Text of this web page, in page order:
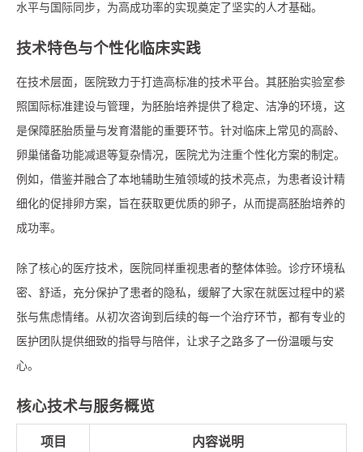
水平与国际同步，为高成功率的实现奠定了坚实的人才基础。
技术特色与个性化临床实践
在技术层面，医院致力于打造高标准的技术平台。其胚胎实验室参
照国际标准建设与管理，为胚胎培养提供了稳定、洁净的环境，这
是保障胚胎质量与发育潜能的重要环节。针对临床上常见的高龄、
卵巢储备功能减退等复杂情况，医院尤为注重个性化方案的制定。
例如，借鉴并融合了本地辅助生殖领域的技术亮点，为患者设计精
细化的促排卵方案，旨在获取更优质的卵子，从而提高胚胎培养的
成功率。
除了核心的医疗技术，医院同样重视患者的整体体验。诊疗环境私
密、舒适，充分保护了患者的隐私，缓解了大家在就医过程中的紧
张与焦虑情绪。从初次咨询到后续的每一个治疗环节，都有专业的
医护团队提供细致的指导与陪伴，让求子之路多了一份温暖与安
心。
核心技术与服务概览
项目 内容说明